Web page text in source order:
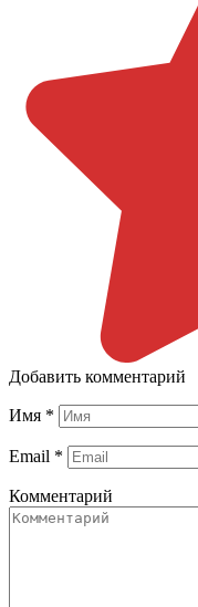
Добавить комментарий
Имя *
Email *
Комментарий